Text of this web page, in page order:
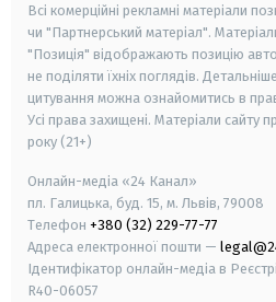
Всі комерційні рекламні матеріали
чи "Партнерський матеріал".
"Позиція" відображають позицію
не поділяти їхніх поглядів.
цитування можна ознайомитись в
Усі права захищені. Матеріали сайту
року (21+)
Онлайн-медіа «24 Канал»
пл. Галицька, буд. 15, м. Львів, 79008
Телефон +380 (32) 229-77-77
Адреса електронної пошти —
Ідентифікатор онлайн-медіа в
R40-06057